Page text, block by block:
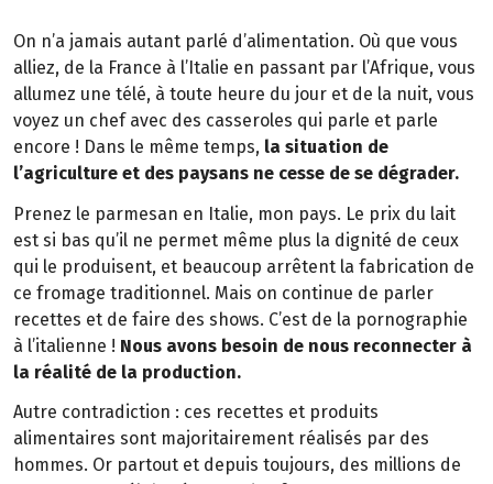
On n’a jamais autant parlé d’alimentation. Où que vous
alliez, de la France à l’Italie en passant par l’Afrique, vous
allumez une télé, à toute heure du jour et de la nuit, vous
voyez un chef avec des casseroles qui parle et parle
encore ! Dans le même temps, la situation de
l’agriculture et des paysans ne cesse de se dégrader.
Prenez le parmesan en Italie, mon pays. Le prix du lait
est si bas qu’il ne permet même plus la dignité de ceux
qui le produisent, et beaucoup arrêtent la fabrication de
ce fromage traditionnel. Mais on continue de parler
recettes et de faire des shows. C’est de la pornographie
à l’italienne ! Nous avons besoin de nous reconnecter à
la réalité de la production.
Autre contradiction : ces recettes et produits
alimentaires sont majoritairement réalisés par des
hommes. Or partout et depuis toujours, des millions de